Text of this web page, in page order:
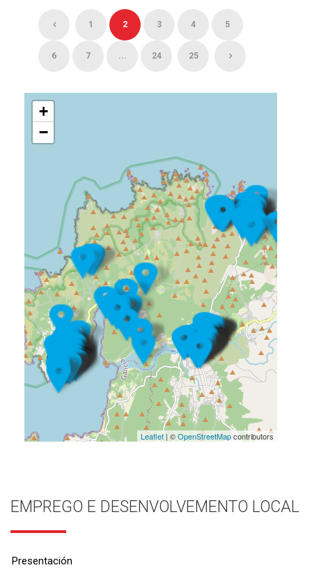
1 2 3 4 5
6 7 ... 24 25
+
−
Leaflet| ©OpenStreetMapcontributors
EMPREGO E DESENVOLVEMENTO LOCAL
Presentación